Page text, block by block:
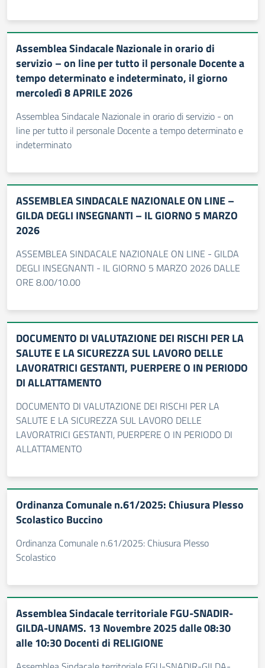
Assemblea Sindacale Nazionale in orario di
servizio – on line per tutto il personale Docente a
tempo determinato e indeterminato, il giorno
mercoledì 8 APRILE 2026
Assemblea Sindacale Nazionale in orario di servizio - on
line per tutto il personale Docente a tempo determinato e
indeterminato
ASSEMBLEA SINDACALE NAZIONALE ON LINE –
GILDA DEGLI INSEGNANTI – IL GIORNO 5 MARZO
2026
ASSEMBLEA SINDACALE NAZIONALE ON LINE - GILDA
DEGLI INSEGNANTI - IL GIORNO 5 MARZO 2026 DALLE
ORE 8.00/10.00
DOCUMENTO DI VALUTAZIONE DEI RISCHI PER LA
SALUTE E LA SICUREZZA SUL LAVORO DELLE
LAVORATRICI GESTANTI, PUERPERE O IN PERIODO
DI ALLATTAMENTO
DOCUMENTO DI VALUTAZIONE DEI RISCHI PER LA
SALUTE E LA SICUREZZA SUL LAVORO DELLE
LAVORATRICI GESTANTI, PUERPERE O IN PERIODO DI
ALLATTAMENTO
Ordinanza Comunale n.61/2025: Chiusura Plesso
Scolastico Buccino
Ordinanza Comunale n.61/2025: Chiusura Plesso
Scolastico
Assemblea Sindacale territoriale FGU-SNADIR-
GILDA-UNAMS. 13 Novembre 2025 dalle 08:30
alle 10:30 Docenti di RELIGIONE